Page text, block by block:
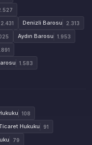
2.431 Denizli Barosu 2.313
Aydın Barosu 1.953
1.583
108
Hukuku 91
79